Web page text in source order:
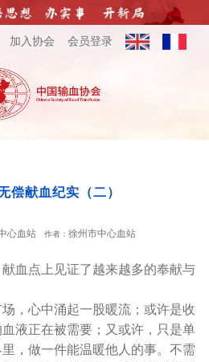
加入协会 会员登录
偿献血纪实（二）
心血站 作者： 徐州市中心血站
点上见证了越来越多的奉献与
心中涌起一股暖流；或许是收
液正在被需要；又或许，只是单
，做一件能温暖他人的事。不需